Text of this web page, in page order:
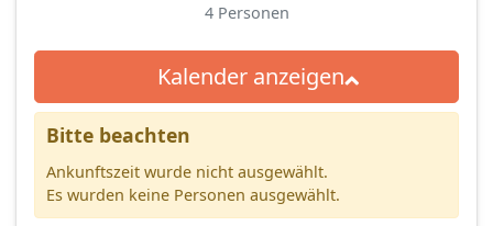
4 Personen
Kalender anzeigen
Bitte beachten
Ankunftszeit wurde nicht ausgewählt.
Es wurden keine Personen ausgewählt.